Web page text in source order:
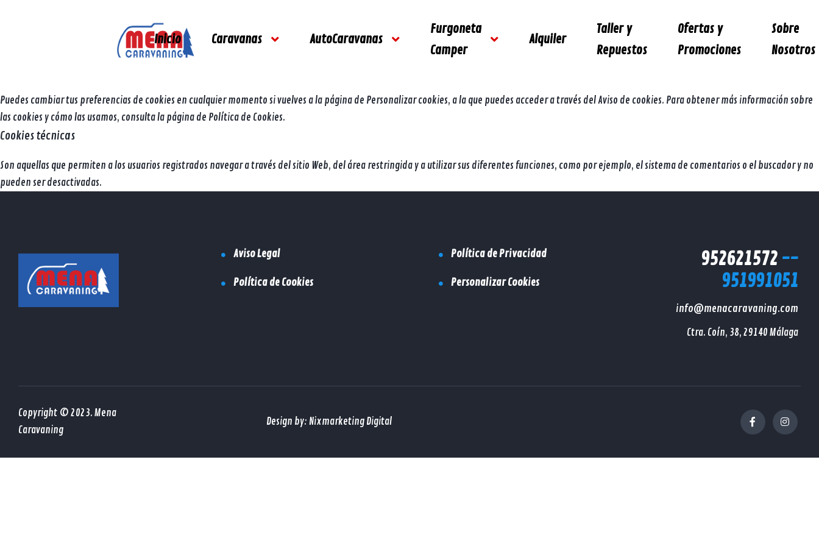
Inicio Caravanas AutoCaravanas
Furgoneta
Camper
Alquiler
Taller y
Repuestos
Ofertas y
Promociones
Sobre
Nosotros
ACEPTAR TODAS LAS COOKIES
Puedes cambiar tus preferencias de cookies en cualquier momento si vuelves a la página de Personalizar cookies, a la que puedes acceder a través del Aviso de cookies. Para obtener más información sobre
las cookies y cómo las usamos, consulta la página de Política de Cookies.
Cookies técnicas
Son aquellas que permiten a los usuarios registrados navegar a través del sitio Web, del área restringida y a utilizar sus diferentes funciones, como por ejemplo, el sistema de comentarios o el buscador y no
pueden ser desactivadas.
Aviso Legal Política de Privacidad
Política de Cookies Personalizar Cookies
952621572--
951991051
info@menacaravaning.com
Ctra. Coín, 38, 29140 Málaga
Copyright © 2023. Mena
Caravaning
Design by: Nixmarketing Digital